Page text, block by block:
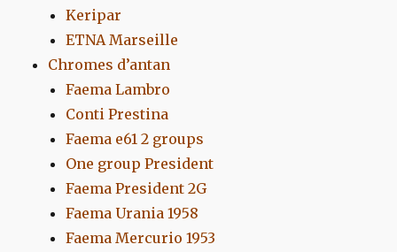
Keripar
ETNA Marseille
Chromes d’antan
Faema Lambro
Conti Prestina
Faema e61 2 groups
One group President
Faema President 2G
Faema Urania 1958
Faema Mercurio 1953